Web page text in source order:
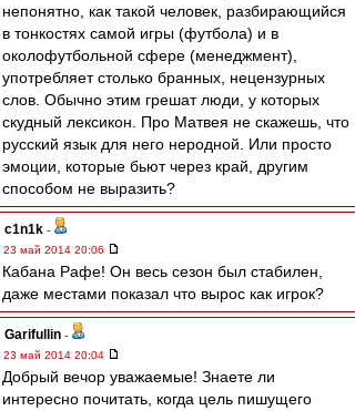
непонятно, как такой человек, разбирающийся
в тонкостях самой игры (футбола) и в
околофутбольной сфере (менеджмент),
употребляет столько бранных, нецензурных
слов. Обычно этим грешат люди, у которых
скудный лексикон. Про Матвея не скажешь, что
русский язык для него неродной. Или просто
эмоции, которые бьют через край, другим
способом не выразить?
c1n1k -
23 май 2014 20:06
Кабана Рафе! Он весь сезон был стабилен,
даже местами показал что вырос как игрок?
Garifullin -
23 май 2014 20:04
Добрый вечор уважаемые! Знаете ли
интересно почитать, когда цель пишущего